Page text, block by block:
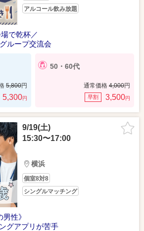
アルコール飲み放題
で乾杯／
ループ交流会
5,800円
5,300円
50・60代
通常価格 4,000円
早割 3,500円
9/19(土)
15:30〜17:00
横浜
個室8対8
シングルマッチング
性》
グアプリが苦手